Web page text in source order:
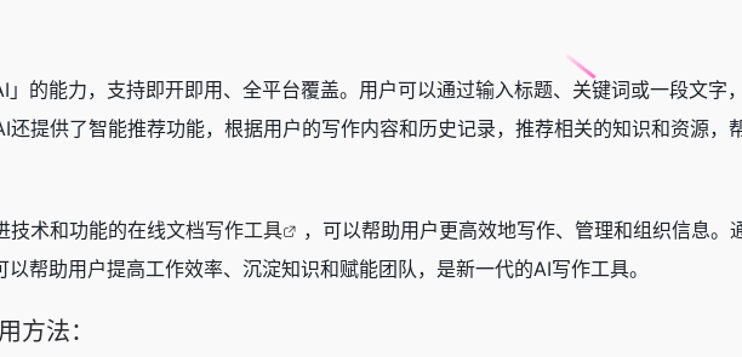
的能力，支持即开即用、全平台覆盖。用户可以通过输入标题、关键词或一段文字
还提供了智能推荐功能，根据用户的写作内容和历史记录，推荐相关的知识和资源，
技术和功能的在线文档写作工具
，可以帮助用户更高效地写作、管理和组织信息。
帮助用户提高工作效率、沉淀知识和赋能团队，是新一代的AI写作工具。
方法：